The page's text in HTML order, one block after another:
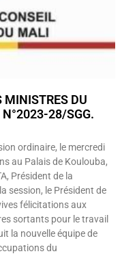
MINISTRES DU
28/SGG.
ordinaire, le mercredi
au Palais de Koulouba,
Président de la
session, le Président de
félicitations aux
sortants pour le travail
la nouvelle équipe de
du